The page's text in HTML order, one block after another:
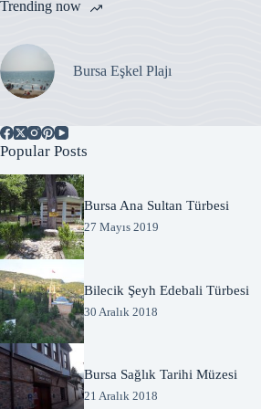
Trending now
Bursa Eşkel Plajı
Popular Posts
Bursa Ana Sultan Türbesi
27 Mayıs 2019
Bilecik Şeyh Edebali Türbesi
30 Aralık 2018
Bursa Sağlık Tarihi Müzesi
21 Aralık 2018